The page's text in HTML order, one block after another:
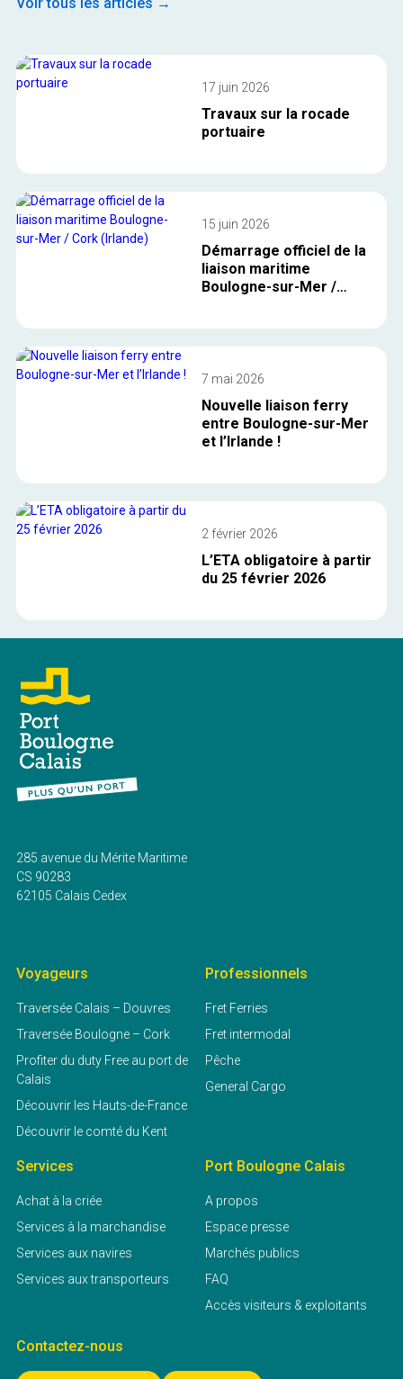
17 juin 2026
Travaux sur la rocade
portuaire
15 juin 2026
Démarrage officiel de la
liaison maritime
Boulogne-sur-Mer /
7 mai 2026
Nouvelle liaison ferry
entre Boulogne-sur-Mer
et l’Irlande !
2 février 2026
L’ETA obligatoire à partir
du 25 février 2026
285 avenue du Mérite Maritime
CS 90283
62105 Calais Cedex
Voyageurs
Traversée Calais – Douvres
Traversée Boulogne – Cork
Profiter du duty Free au port de
Calais
Découvrir les Hauts-de-France
Découvrir le comté du Kent
Professionnels
Fret Ferries
Fret intermodal
Pêche
General Cargo
Services
Achat à la criée
Services à la marchandise
Services aux navires
Services aux transporteurs
Port Boulogne Calais
A propos
Espace presse
Marchés publics
FAQ
Accès visiteurs & exploitants
Contactez-nous